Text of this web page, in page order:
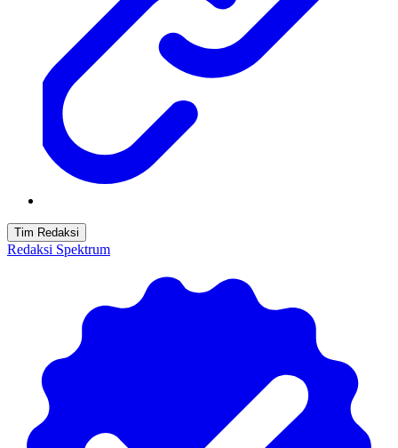
Tim Redaksi
Redaksi Spektrum